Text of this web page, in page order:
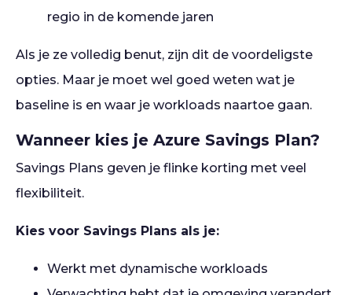
regio in de komende jaren
Als je ze volledig benut, zijn dit de voordeligste
opties. Maar je moet wel goed weten wat je
baseline is en waar je workloads naartoe gaan.
Wanneer kies je Azure Savings Plan?
Savings Plans geven je flinke korting met veel
flexibiliteit.
Kies voor Savings Plans als je:
Werkt met dynamische workloads